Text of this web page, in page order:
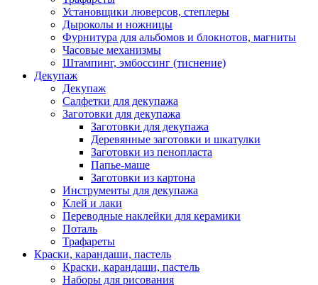
Установщики люверсов, степлеры
Дыроколы и ножницы
Фурнитура для альбомов и блокнотов, магниты
Часовые механизмы
Штампинг, эмбоссинг (тиснение)
Декупаж
Декупаж
Салфетки для декупажа
Заготовки для декупажа
Заготовки для декупажа
Деревянные заготовки и шкатулки
Заготовки из пенопласта
Папье-маше
Заготовки из картона
Инструменты для декупажа
Клей и лаки
Переводные наклейки для керамики
Поталь
Трафареты
Краски, карандаши, пастель
Краски, карандаши, пастель
Наборы для рисования